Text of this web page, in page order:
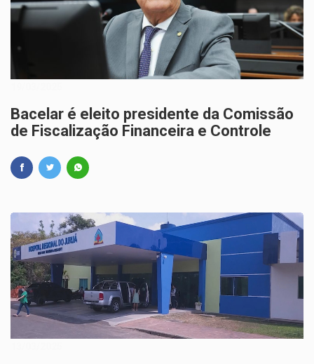
Bacelar é eleito presidente da Comissão
de Fiscalização Financeira e Controle